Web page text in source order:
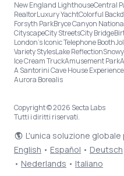
New England LighthouseCentral
RealtorLuxury YachtColorful
Forsyth ParkBryce Canyon
CityscapeCity StreetsCity Bridge
London’s Iconic Telephone Booth
Variety StylesLake Reflection
Ice Cream TruckAmusement Park
A Santorini Cave House Experience
Aurora Borealis
Copyright © 2026 Secta Labs
Tutti i diritti riservati.
L'unica soluzione
English • Español • Deutsch
• Nederlands • Italiano